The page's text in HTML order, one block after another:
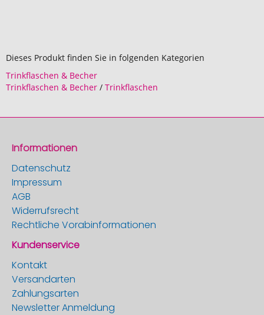
Dieses Produkt finden Sie in folgenden Kategorien
Trinkflaschen & Becher
Trinkflaschen & Becher / Trinkflaschen
Informationen
Datenschutz
Impressum
AGB
Widerrufsrecht
Rechtliche Vorabinformationen
Kundenservice
Kontakt
Versandarten
Zahlungsarten
Newsletter Anmeldung